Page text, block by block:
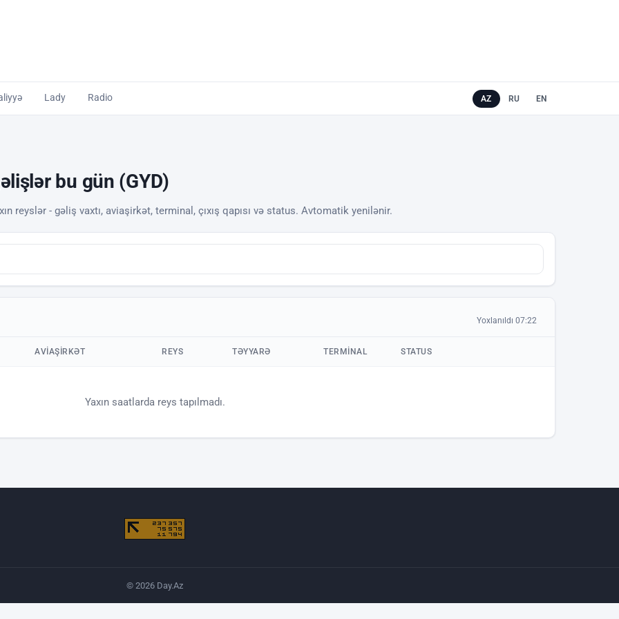
Lady Radio AZ RU EN
bu gün (GYD)
reyslər - gəliş vaxtı, aviaşirkət, terminal, çıxış qapısı və status. Avtomatik yenilənir.
Yoxlanıldı 07:22
AVIAŞIRKƏT REYS TƏYYARƏ TERMINAL STATUS
Yaxın saatlarda reys tapılmadı.
© 2026 Day.Az